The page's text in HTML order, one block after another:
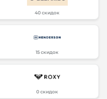
40 скидок
15 скидок
0 скидок